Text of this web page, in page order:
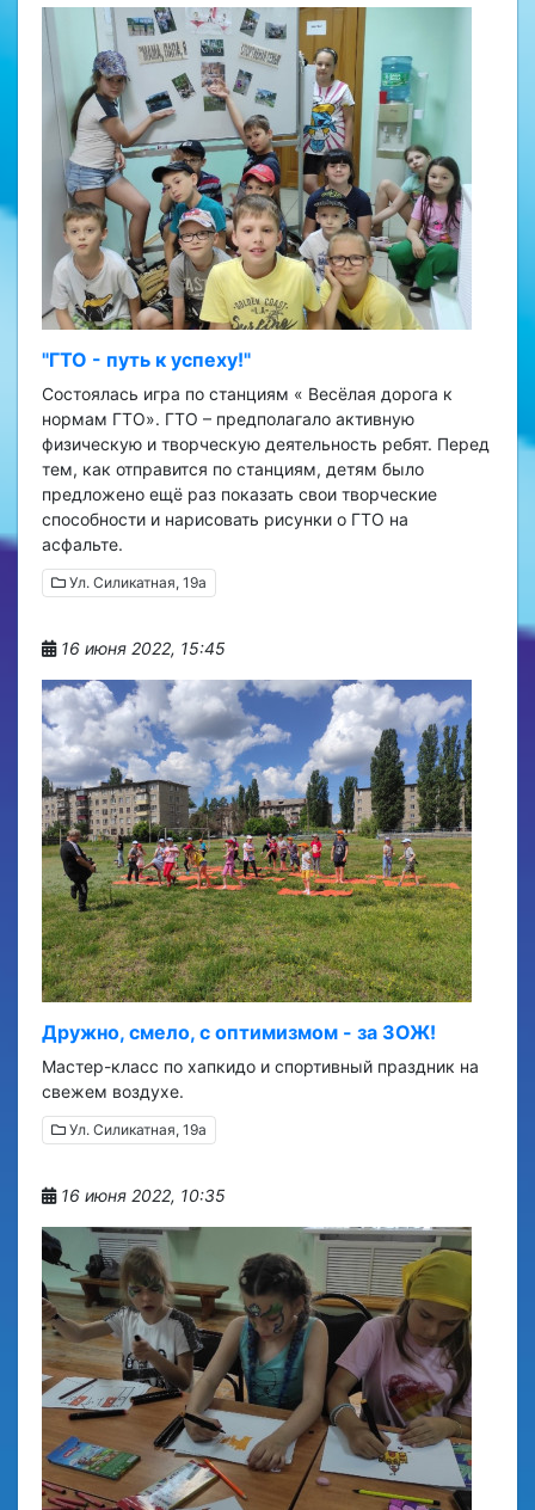
"ГТО - путь к успеху!"
Состоялась игра по станциям « Весёлая дорога к
нормам ГТО». ГТО – предполагало активную
физическую и творческую деятельность ребят. Перед
тем, как отправится по станциям, детям было
предложено ещё раз показать свои творческие
способности и нарисовать рисунки о ГТО на
асфальте.
Ул. Силикатная, 19а
16 июня 2022, 15:45
Дружно, смело, с оптимизмом - за ЗОЖ!
Мастер-класс по хапкидо и спортивный праздник на
свежем воздухе.
Ул. Силикатная, 19а
16 июня 2022, 10:35